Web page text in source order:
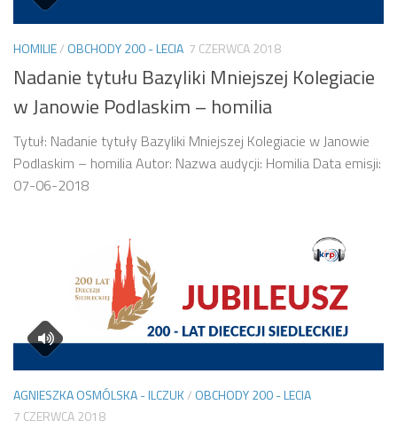
HOMILIE/ OBCHODY 200 - LECIA 7 CZERWCA 2018
Nadanie tytułu Bazyliki Mniejszej Kolegiacie
w Janowie Podlaskim – homilia
Tytuł: Nadanie tytuły Bazyliki Mniejszej Kolegiacie w Janowie
Podlaskim – homilia Autor: Nazwa audycji: Homilia Data emisji:
07-06-2018
AGNIESZKA OSMÓLSKA - ILCZUK/ OBCHODY 200 - LECIA
7 CZERWCA 2018